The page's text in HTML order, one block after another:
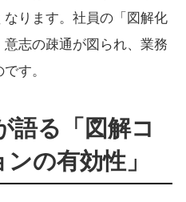
ります。社員の「図解化
志の疎通が図られ、業務
す。
語る「図解コ
の有効性」